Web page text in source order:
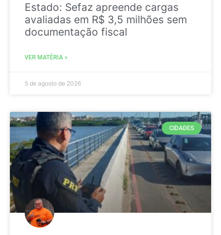
Estado: Sefaz apreende cargas
avaliadas em R$ 3,5 milhões sem
documentação fiscal
VER MATÉRIA »
5 de agosto de 2026
CIDADES